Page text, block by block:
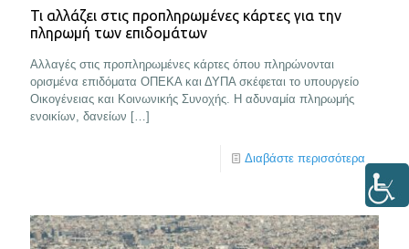
Τι αλλάζει στις προπληρωμένες κάρτες για την
πληρωμή των επιδομάτων
Αλλαγές στις προπληρωμένες κάρτες όπου πληρώνονται
ορισμένα επιδόματα ΟΠΕΚΑ και ΔΥΠΑ σκέφεται το υπουργείο
Οικογένειας και Κοινωνικής Συνοχής. Η αδυναμία πληρωμής
ενοικίων, δανείων […]
Διαβάστε περισσότερα